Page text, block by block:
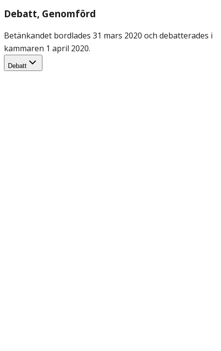
Debatt, Genomförd
Betänkandet bordlades 31 mars 2020 och debatterades i
kammaren 1 april 2020.
Debatt